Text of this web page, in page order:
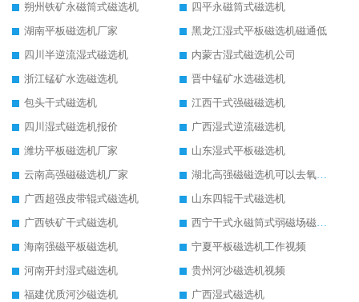
朔州铁矿永磁筒式磁选机
四平永磁筒式磁选机
湖南平板磁选机厂家
黑龙江湿式平板磁选机磁通低
四川半逆流湿式磁选机
内蒙古湿式磁选机公司
浙江锰矿水选磁选机
晋中锰矿水选磁选机
包头干式磁选机
江西干式强磁磁选机
四川湿式磁选机报价
广西湿式逆流磁选机
潍坊平板磁选机厂家
山东湿式平板磁选机
云南高强磁磁选机厂家
湖北高强磁磁选机可以去氧化铝
广西超强皮带辊式磁选机
山东四辊干式磁选机
广西铁矿干式磁选机
西宁干式永磁筒式弱磁场磁选机结构图
海南强磁平板磁选机
宁夏平板磁选机工作视频
河南开封湿式磁选机
贵州河沙磁选机视频
福建优质河沙磁选机
广西湿式磁选机